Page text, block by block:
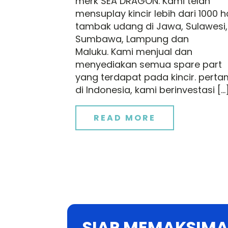
mensuplay kincir lebih dari 1000
tambak udang di Jawa, Sulawesi,
Sumbawa, Lampung dan
Maluku. Kami menjual dan
menyediakan semua spare part
yang terdapat pada kincir.
di Indonesia, kami berinvestasi […]
READ MORE